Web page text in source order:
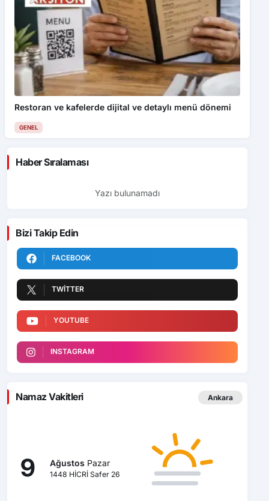
Restoran ve kafelerde dijital ve detaylı menü dönemi
GENEL
Haber Sıralaması
Yazı bulunamadı
Bizi Takip Edin
FACEBOOK
TWITTER
YOUTUBE
INSTAGRAM
Namaz Vakitleri Ankara
9 Ağustos Pazar
1448 HİCRİ Safer 26